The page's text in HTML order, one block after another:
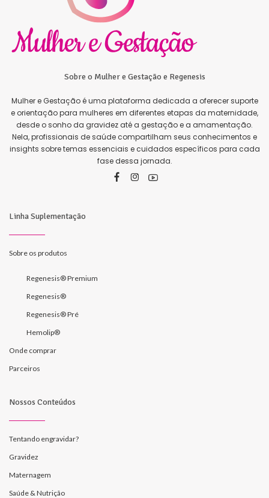
Sobre o Mulher e Gestação e Regenesis
Mulher e Gestação é uma plataforma dedicada a oferecer suporte
e orientação para mulheres em diferentes etapas da maternidade,
desde o sonho da gravidez até a gestação e a amamentação.
Nela, profissionais de saúde compartilham seus conhecimentos e
insights sobre temas essenciais e cuidados específicos para cada
fase dessa jornada.
Linha Suplementação
Sobre os produtos
Regenesis® Premium
Regenesis®
Regenesis® Pré
Hemolip®
Onde comprar
Parceiros
Nossos Conteúdos
Tentando engravidar?
Gravidez
Maternagem
Saúde & Nutrição